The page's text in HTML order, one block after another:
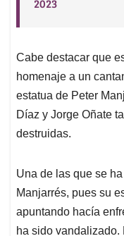
2023
Cabe destacar que
homenaje a un
estatua de Peter
Díaz y Jorge Oñate
destruidas.
Una de las que se
Manjarrés, pues su
apuntando hacía
ha sido